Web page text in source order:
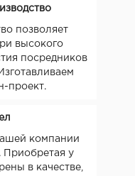
позволяет
высокого
посредников
проект.
компании
Приобретая у
в качестве,